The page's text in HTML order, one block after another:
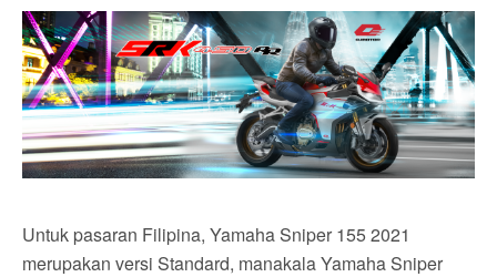
Untuk pasaran Filipina, Yamaha Sniper 155 2021
merupakan versi Standard, manakala Yamaha Sniper